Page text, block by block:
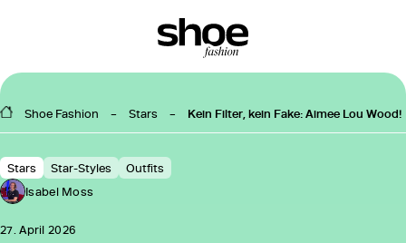
Shoe Fashion Stars Kein Filter, kein Fake: Aimee Lou
Stars Star-Styles
Outfits
Isabel Moss
27. April 2026